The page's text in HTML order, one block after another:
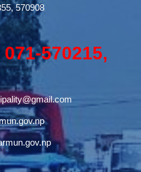
570908
570215,